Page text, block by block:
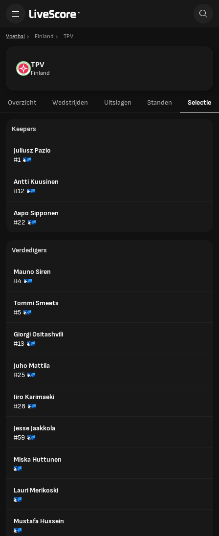
Voetbal Finland TPV
TPV
Finland
Overzicht Wedstrijden Uitslagen Standen Selectie
Keepers
Juliusz Pazio
#1
Antti Kuusinen
#12
Aapo Sipponen
#22
Verdedigers
Mauno Siren
#4
Tommi Smeets
#5
Giorgi Ositashvili
#13
Juho Mattila
#25
Iiro Karimaeki
#28
Jesse Jaakkola
#59
Miska Huttunen
Lauri Merikoski
Mustafa Hussein